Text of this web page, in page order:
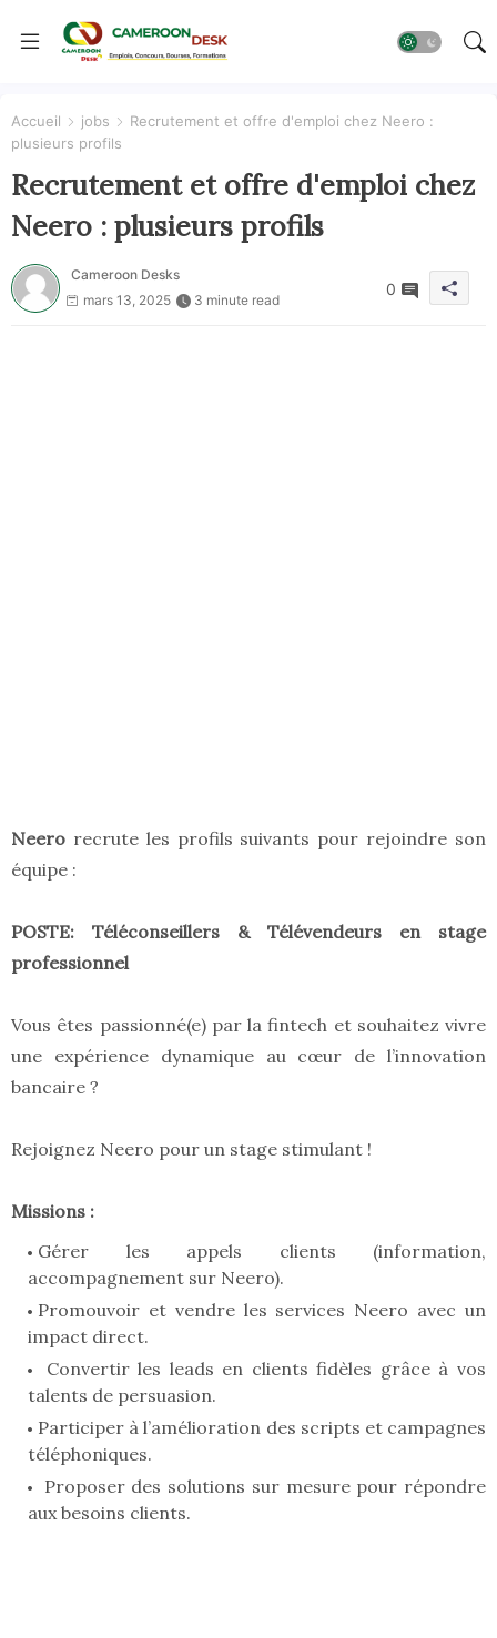
Accueil jobs
Recrutement et offre d'emploi chez Neero :
plusieurs profils
Recrutement et offre d'emploi chez
Neero : plusieurs profils
Cameroon Desks
mars 13, 2025
3 minute read
0
Neero recrute les profils suivants pour rejoindre son
équipe :
POSTE: Téléconseillers & Télévendeurs en stage
professionnel
Vous êtes passionné(e) par la fintech et souhaitez vivre
une expérience dynamique au cœur de l’innovation
bancaire ?
Rejoignez Neero pour un stage stimulant !
Missions :
Gérer les appels clients (information,
accompagnement sur Neero).
Promouvoir et vendre les services Neero avec un
impact direct.
Convertir les leads en clients fidèles grâce à vos
talents de persuasion.
Participer à l’amélioration des scripts et campagnes
téléphoniques.
Proposer des solutions sur mesure pour répondre
aux besoins clients.